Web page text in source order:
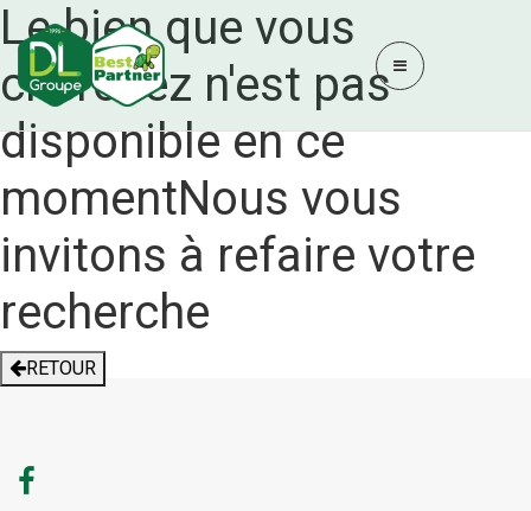
Le bien que vous
cherchez n'est pas
disponible en ce
momentNous vous
invitons à refaire votre
recherche
RETOUR